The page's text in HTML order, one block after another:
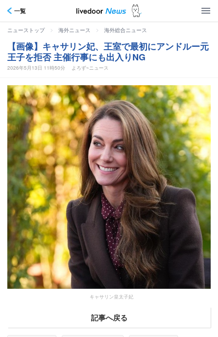
一覧
ニューストップ > 海外ニュース > 海外総合ニュース
【画像】キャサリン妃、王室で最初にアンドルー元
王子を拒否 主催行事にも出入りNG
2026年5月13日 11時50分 よろず~ニュース
キャサリン皇太子妃
記事へ戻る